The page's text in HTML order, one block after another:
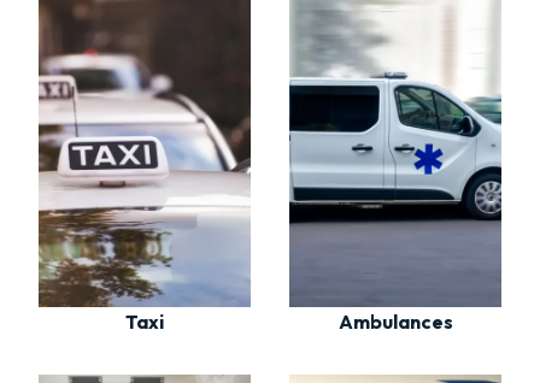
Taxi Ambulances